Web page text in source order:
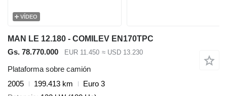
VÍDEO
MAN LE 12.180 - COMILEV EN170TPC
Gs. 78.770.000
EUR 11.450 ≈ USD 13.230
Plataforma sobre camión
2005
199.413 km
Euro 3